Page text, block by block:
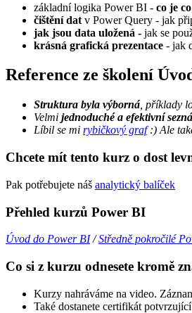
základní logika Power BI - co je co
čištění dat v Power Query - jak
jak jsou data uložená - jak se
krásná grafická prezentace - jak
Reference ze školení
Struktura byla výborná , příklady
Velmi jednoduché a efektivní
Líbil se mi rybičkový graf:) Ale
Chcete mít tento kurz o dost
Pak potřebujete náš analytický balíček
Přehled kurzů Power BI
Úvod do Power BI/Středně pokročilé
Co si z kurzu odnesete kromě
Kurzy nahráváme na video.
Také dostanete certifikát